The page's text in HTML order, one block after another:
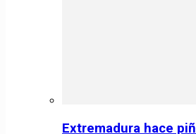
Extremadura hace